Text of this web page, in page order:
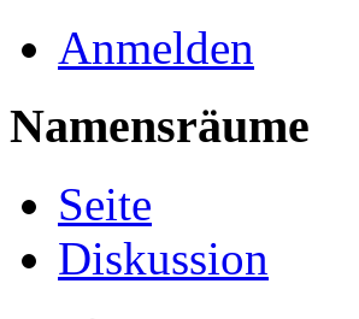
Anmelden
Namensräume
Seite
Diskussion